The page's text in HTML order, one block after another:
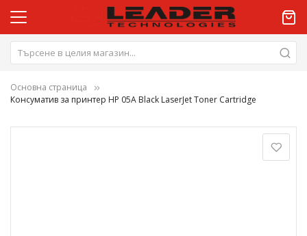
Основна страница
Консуматив за принтер HP 05A Black LaserJet Toner Cartridge